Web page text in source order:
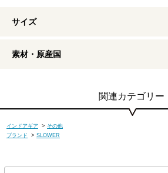
かねます。掲載商品は出来るだけ現物と
おりますが、若干色味が違う場合もござ
がございますので予めご了承ください。
サイズ
素材・原産国
関連カテゴリー
インドアギア > その他
ブランド
> SLOWER